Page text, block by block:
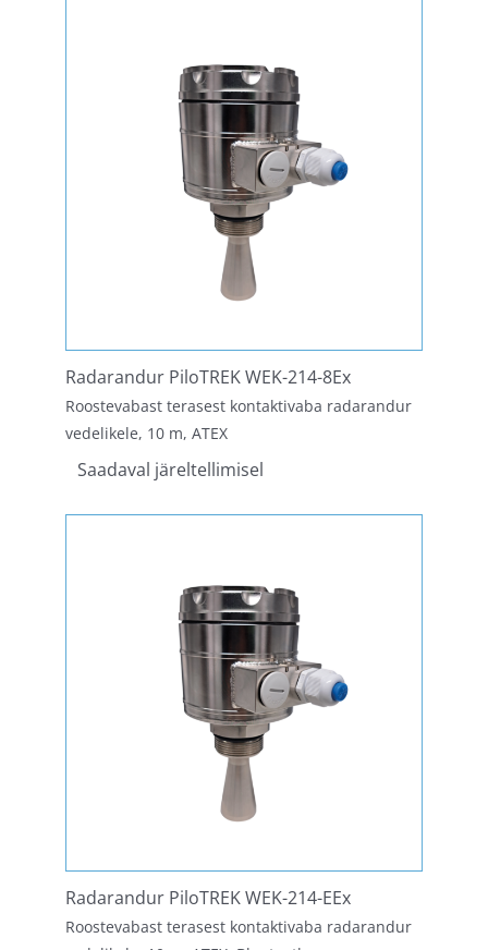
Radarandur PiloTREK WEK-214-8Ex
Roostevabast terasest kontaktivaba radarandur
vedelikele, 10 m, ATEX
Saadaval järeltellimisel
Radarandur PiloTREK WEK-214-EEx
Roostevabast terasest kontaktivaba radarandur